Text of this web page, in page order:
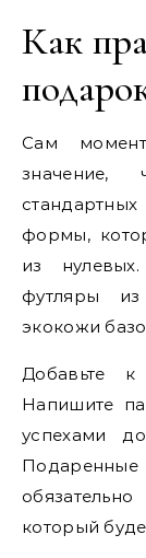
Как
Сам
значение,
формы,
из
футляры
экокожи
Добавьте
Напишите
успехами
который